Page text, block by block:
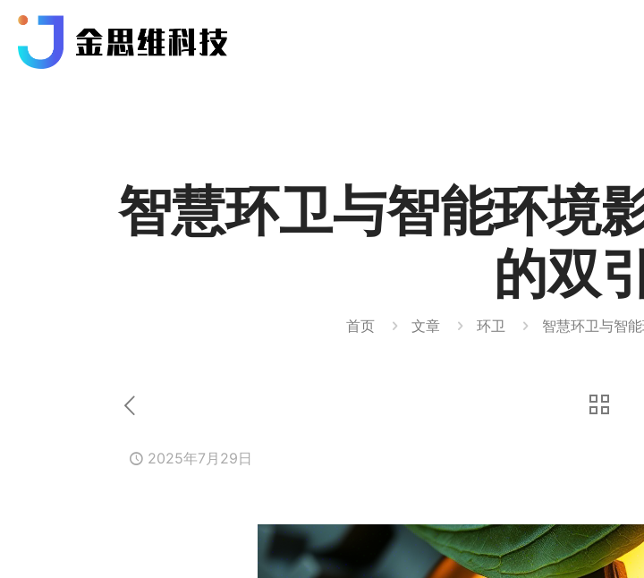
智慧环卫与智能环境
的双
首页 文章 环卫 智慧环卫与智
2025年7月29日